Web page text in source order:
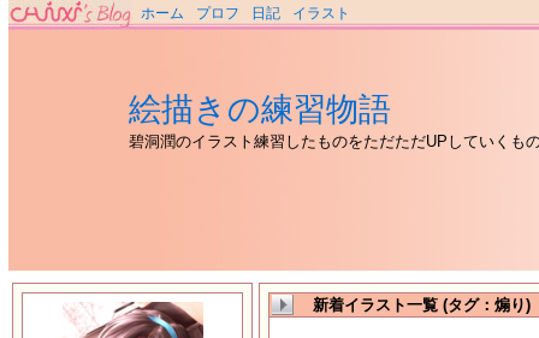
ホーム プロフ 日記 イラスト
絵描きの練習物語
碧洞潤のイラスト練習したものをただただUPしていくも
新着イラスト一覧 (タグ：煽り)